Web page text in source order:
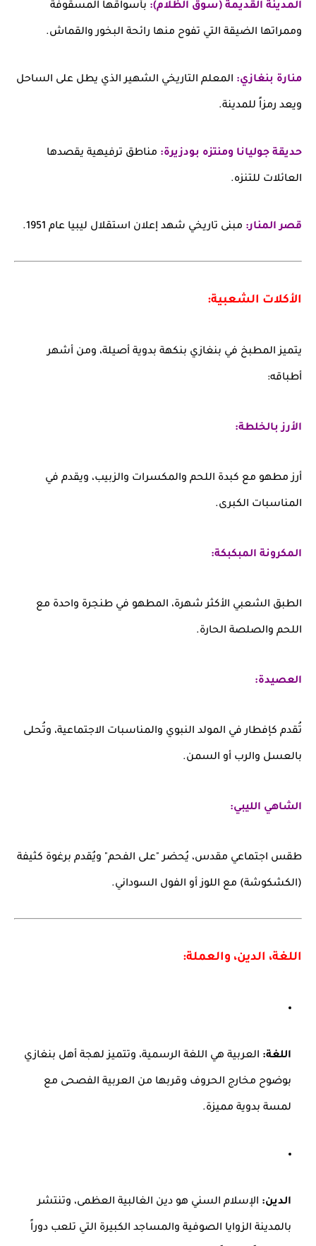
المدينة القديمة (سوق الظلام): بأسواقها المسقوفة
وممراتها الضيقة التي تفوح منها رائحة البخور والقماش.
منارة بنغازي: المعلم التاريخي الشهير الذي يطل على الساحل
ويعد رمزاً للمدينة.
حديقة جوليانا ومنتزه بودزيرة: مناطق ترفيهية يقصدها
العائلات للتنزه.
قصر المنار: مبنى تاريخي شهد إعلان استقلال ليبيا عام 1951.
الأكلات الشعبية:
يتميز المطبخ في بنغازي بنكهة بدوية أصيلة، ومن أشهر
أطباقه:
الأرز بالخلطة:
أرز مطهو مع كبدة اللحم والمكسرات والزبيب، ويقدم في
المناسبات الكبرى.
المكرونة المبكبكة:
الطبق الشعبي الأكثر شهرة، المطهو في طنجرة واحدة مع
اللحم والصلصة الحارة.
العصيدة:
تُقدم كإفطار في المولد النبوي والمناسبات الاجتماعية، وتُحلى
بالعسل والرب أو السمن.
الشاهي الليبي:
طقس اجتماعي مقدس، يُحضر "على الفحم" ويُقدم برغوة كثيفة
(الكشكوشة) مع اللوز أو الفول السوداني.
اللغة، الدين، والعملة:
اللغة: العربية هي اللغة الرسمية، وتتميز لهجة أهل بنغازي
بوضوح مخارج الحروف وقربها من العربية الفصحى مع
لمسة بدوية مميزة.
الدين: الإسلام السني هو دين الغالبية العظمى، وتنتشر
بالمدينة الزوايا الصوفية والمساجد الكبيرة التي تلعب دوراً